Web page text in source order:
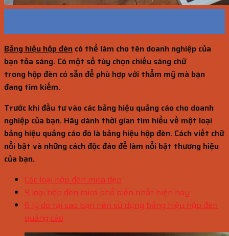
Bảng hiệu hộp đèn có thể làm cho tên doanh nghiệp của
bạn tỏa sáng. Có một số tùy chọn chiếu sáng chữ
trong hộp đèn có sẵn để phù hợp với thẩm mỹ mà bạn
đang tìm kiếm.
Trước khi đầu tư vào các bảng hiệu quảng cáo cho doanh
nghiệp của bạn. Hãy dành thời gian tìm hiểu về một loại
bảng hiệu quảng cáo đó là bảng hiệu hộp đèn. Cách viết chữ
nổi bật và những cách độc đáo để làm nổi bật thương hiệu
của bạn.
Các loại hộp đèn mica đẹp
9 loại hộp đèn mica phổ biến nhất hiện nay
6 lý do tại sao bạn nên sử dụng bảng hiệu hộp đèn
quảng cáo